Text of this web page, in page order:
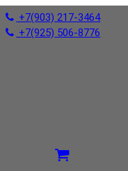
+7(903) 217-3464
+7(925) 506-8776